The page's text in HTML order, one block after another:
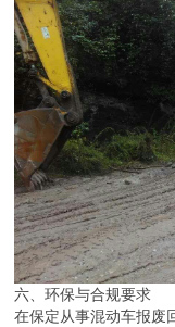
六、环保与合规要求
在保定从事混动车报废